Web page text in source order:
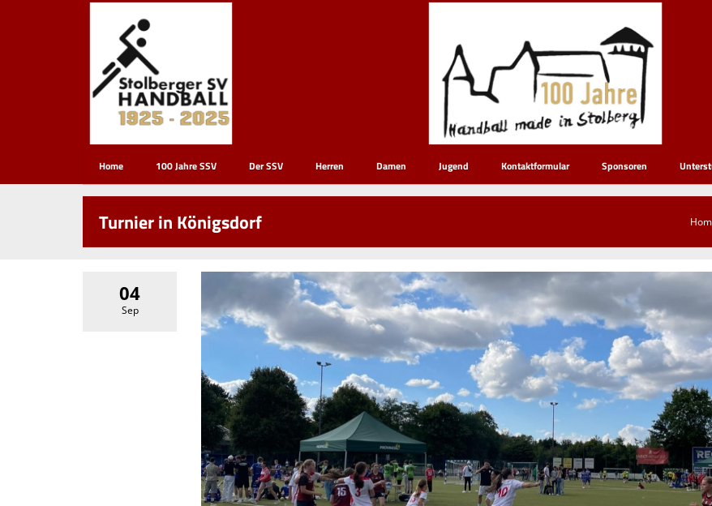
Home 100 Jahre SSV Der SSV Herren Damen Jugend Kontaktformular Sponsoren
Turnier in Königsdorf
04
Sep